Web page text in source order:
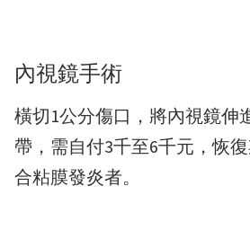
內視鏡手術
橫切1公分傷口，將內視鏡伸
帶，需自付3千至6千元，恢
合粘膜發炎者。